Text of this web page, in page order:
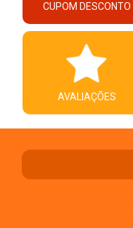
CUPOM DESCONTO
AVALIAÇÕES